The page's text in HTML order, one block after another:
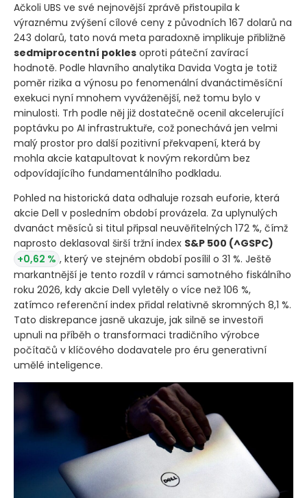
Ačkoli UBS ve své nejnovější zprávě přistoupila k
výraznému zvýšení cílové ceny z původních 167 dolarů na
243 dolarů, tato nová meta paradoxně implikuje přibližně
sedmiprocentní pokles oproti páteční zavírací
hodnotě. Podle hlavního analytika Davida Vogta je totiž
poměr rizika a výnosu po fenomenální dvanáctiměsíční
exekuci nyní mnohem vyváženější, než tomu bylo v
minulosti. Trh podle něj již dostatečně ocenil akcelerující
poptávku po AI infrastruktuře, což ponechává jen velmi
malý prostor pro další pozitivní překvapení, která by
mohla akcie katapultovat k novým rekordům bez
odpovídajícího fundamentálního podkladu.
Pohled na historická data odhaluje rozsah euforie, která
akcie Dell v posledním období provázela. Za uplynulých
dvanáct měsíců si titul připsal neuvěřitelných 172 %, čímž
naprosto deklasoval širší tržní index S&P 500 (^GSPC)
+0,62 % , který ve stejném období posílil o 31 %. Ještě
markantnější je tento rozdíl v rámci samotného fiskálního
roku 2026, kdy akcie Dell vyletěly o více než 106 %,
zatímco referenční index přidal relativně skromných 8,1 %.
Tato diskrepance jasně ukazuje, jak silně se investoři
upnuli na příběh o transformaci tradičního výrobce
počítačů v klíčového dodavatele pro éru generativní
umělé inteligence.